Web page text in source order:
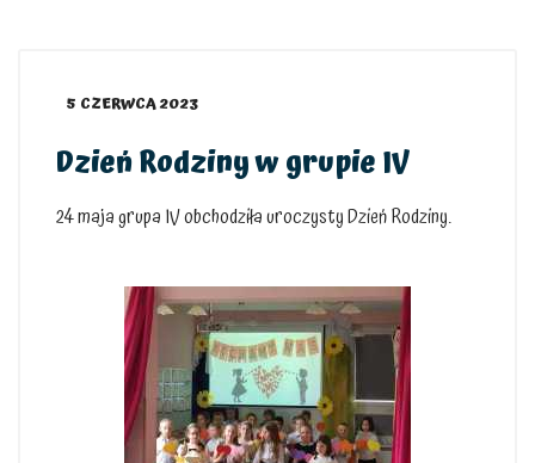
5 CZERWCA 2023
Dzień Rodziny w grupie IV
24 maja grupa IV obchodziła uroczysty Dzień Rodziny.